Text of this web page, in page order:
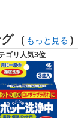
( もっと見る )
ゴリ人気3位